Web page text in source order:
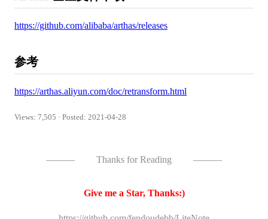
https://github.com/alibaba/arthas/releases
参考
https://arthas.aliyun.com/doc/retransform.html
Views: 7,505 · Posted: 2021-04-28
——— Thanks for Reading ———
Give me a Star, Thanks:)